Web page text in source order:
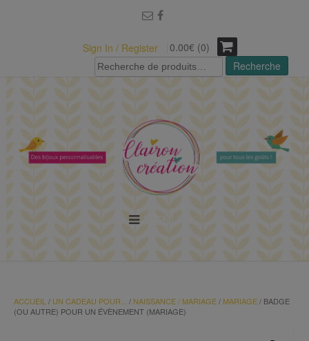
Sign In / Register
0.00€ (0)
Recherche
pour :
Recherche
ACCUEIL / UN CADEAU POUR... / NAISSANCE / MARIAGE/ MARIAGE/ BADGE
(OU AUTRE) POUR UN ÉVÈNEMENT (MARIAGE)